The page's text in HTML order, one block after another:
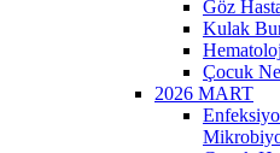
Göz
Kulak
Çocuk
2026 MART